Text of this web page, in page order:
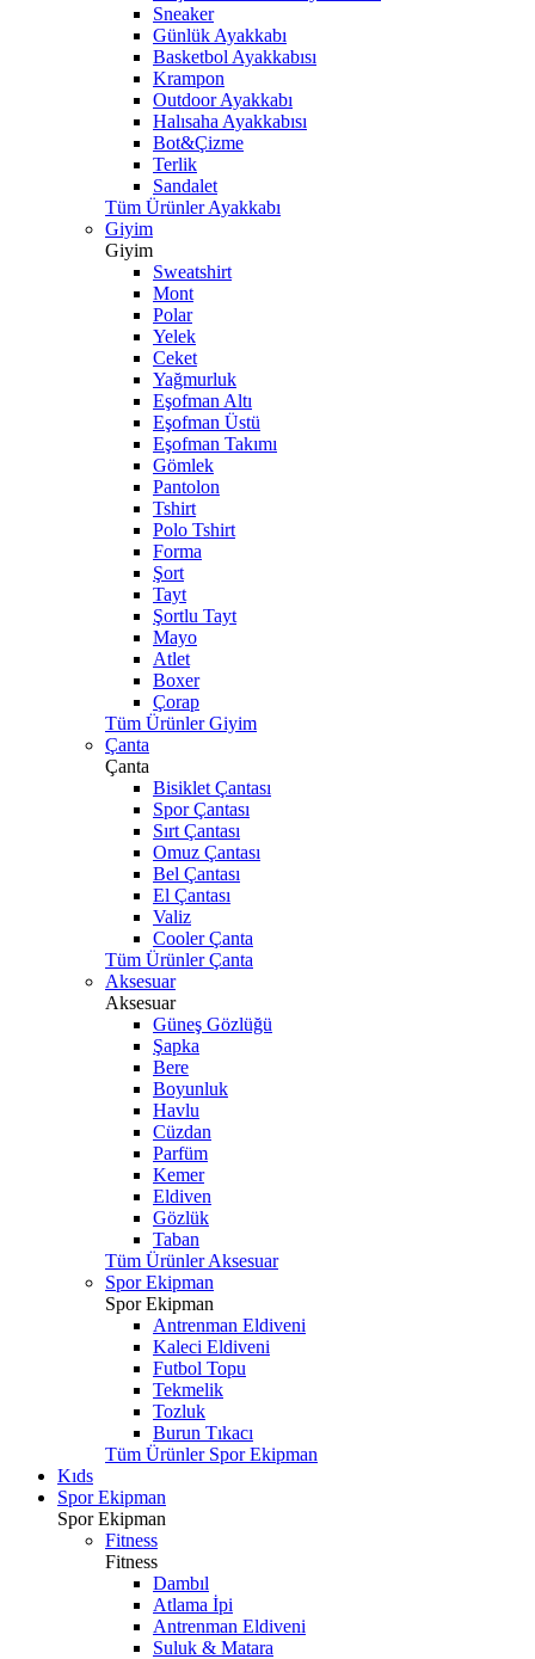
Sneaker
Günlük Ayakkabı
Basketbol Ayakkabısı
Krampon
Outdoor Ayakkabı
Halısaha Ayakkabısı
Bot&Çizme
Terlik
Sandalet
Tüm Ürünler Ayakkabı
Giyim
Giyim
Sweatshirt
Mont
Polar
Yelek
Ceket
Yağmurluk
Eşofman Altı
Eşofman Üstü
Eşofman Takımı
Gömlek
Pantolon
Tshirt
Polo Tshirt
Forma
Şort
Tayt
Şortlu Tayt
Mayo
Atlet
Boxer
Çorap
Tüm Ürünler Giyim
Çanta
Çanta
Bisiklet Çantası
Spor Çantası
Sırt Çantası
Omuz Çantası
Bel Çantası
El Çantası
Valiz
Cooler Çanta
Tüm Ürünler Çanta
Aksesuar
Aksesuar
Güneş Gözlüğü
Şapka
Bere
Boyunluk
Havlu
Cüzdan
Parfüm
Kemer
Eldiven
Gözlük
Taban
Tüm Ürünler Aksesuar
Spor Ekipman
Spor Ekipman
Antrenman Eldiveni
Kaleci Eldiveni
Futbol Topu
Tekmelik
Tozluk
Burun Tıkacı
Tüm Ürünler Spor Ekipman
Kıds
Spor Ekipman
Spor Ekipman
Fitness
Fitness
Dambıl
Atlama İpi
Antrenman Eldiveni
Suluk & Matara